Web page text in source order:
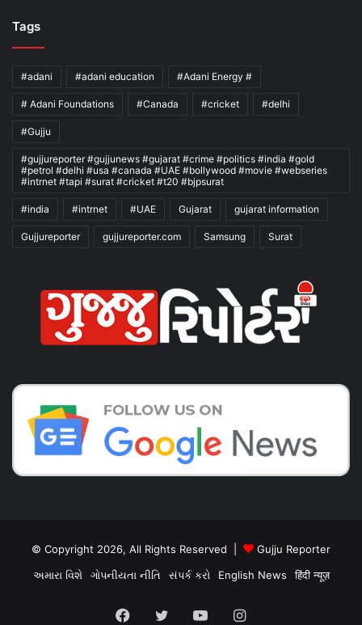
Tags
#adani #adani education #Adani Energy #
# Adani Foundations #Canada #cricket #delhi
#Gujju
#gujjureporter #gujjunews #gujarat #crime #politics #india #gold
#petrol #delhi #usa #canada #UAE #bollywood #movie #webseries
#intrnet #tapi #surat #cricket #t20 #bjpsurat
#india #intrnet #UAE Gujarat gujarat information
Gujjureporter gujjureporter.com Samsung Surat
© Copyright 2026, All Rights Reserved |
Gujju Reporter
અમારા વિશે
ગોપનીયતા નીતિ સંપર્ક કરો English News हिंदी न्यूज़
Facebook
Twitter YouTubeInstagram